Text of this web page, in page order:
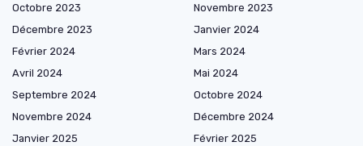
Octobre 2023
Novembre 2023
Décembre 2023
Janvier 2024
Février 2024
Mars 2024
Avril 2024
Mai 2024
Septembre 2024
Octobre 2024
Novembre 2024
Décembre 2024
Janvier 2025
Février 2025